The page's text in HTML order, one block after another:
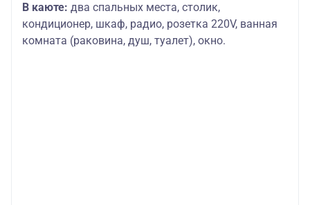
В каюте: два спальных места, столик,
кондиционер, шкаф, радио, розетка 220V, ванная
комната (раковина, душ, туалет), окно.